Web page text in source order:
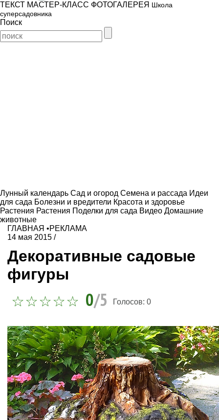
ТЕКСТ МАСТЕР-КЛАСС ФОТОГАЛЕРЕЯ Школа
суперсадовника
Поиск
Лунный календарь Сад и огород Семена и рассада Идеи
для сада Болезни и вредители Красота и здоровье
Растения Растения Поделки для сада Видео Домашние
животные
ГЛАВНАЯ •РЕКЛАМА
14 мая 2015 /
Декоративные садовые
фигуры
0/5 Голосов: 0